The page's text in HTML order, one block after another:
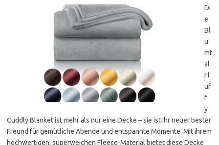
Di
e
Bl
u
mt
al
Fl
uf
f
y
Cuddly Blanket ist mehr als nur eine Decke – sie ist Ihr neuer bester
Freund für gemütliche Abende und entspannte Momente. Mit ihrem
hochwertigen, superweichen Fleece-Material bietet diese Decke